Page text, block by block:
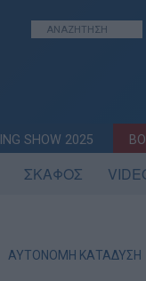
SHOW 2025
ΣΚΑΦΟΣ
ΑΥΤΟΝΟΜΗ ΚΑΤΑΔΥΣΗ